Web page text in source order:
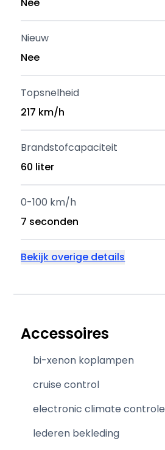
Nieuw
Nee
Topsnelheid
217 km/h
Brandstofcapaciteit
60 liter
0-100 km/h
7 seconden
Bekijk overige details
Accessoires
bi-xenon koplampen
cruise control
electronic climate controle
lederen bekleding